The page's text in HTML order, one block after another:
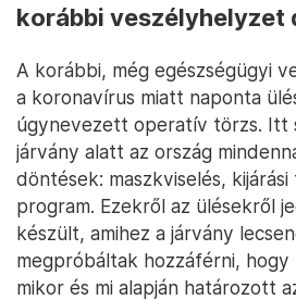
korábbi veszélyhelyzet
A korábbi, még egészségügyi
a koronavírus miatt naponta
úgynevezett operatív törzs. Itt
járvány alatt az ország
döntések: maszkviselés, kijárási
program. Ezekről az ülésekről
készült, amihez a járvány
megpróbáltak hozzáférni, hogy
mikor és mi alapján határozott